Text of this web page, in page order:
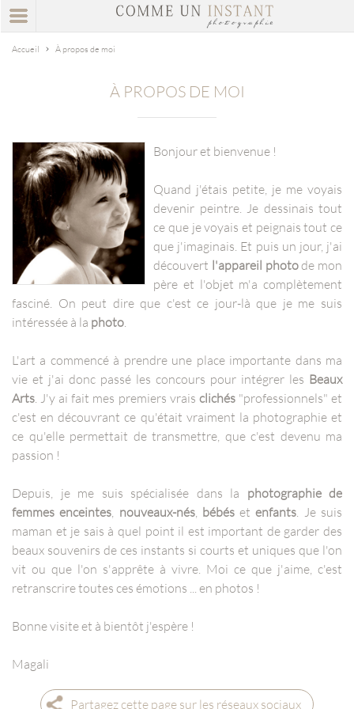
Accueil À propos de moi
À PROPOS DE MOI
Bonjour et bienvenue !
Quand j'étais petite, je me voyais
devenir peintre. Je dessinais tout
ce que je voyais et peignais tout ce
que j'imaginais. Et puis un jour, j'ai
découvert l'appareil photode mon
père et l'objet m'a complètement
fasciné. On peut dire que c'est ce jour-là que je me suis
intéressée à la photo.
L'art a commencé à prendre une place importante dans ma
vie et j'ai donc passé les concours pour intégrer les Beaux
Arts. J'y ai fait mes premiers vrais clichés"professionnels" et
c'est en découvrant ce qu'était vraiment la photographie et
ce qu'elle permettait de transmettre, que c'est devenu ma
passion !
Depuis, je me suis spécialisée dans la photographie de
femmes enceintes, nouveaux-nés, bébésetenfants. Je suis
maman et je sais à quel point il est important de garder des
beaux souvenirs de ces instants si courts et uniques que l'on
vit ou que l'on s'apprête à vivre. Moi ce que j'aime, c'est
retranscrire toutes ces émotions ... en photos !
Bonne visite et à bientôt j'espère !
Magali
Partagez cette page sur les réseaux sociaux